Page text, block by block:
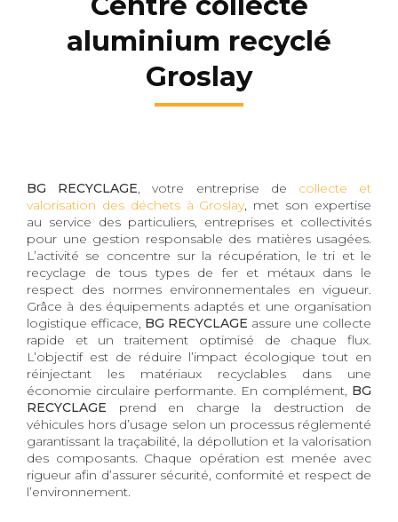
aluminium recyclé
Groslay
BG RECYCLAGE, votre entreprise de collecte et
valorisation des déchets à Groslay, met son expertise
au service des particuliers, entreprises et collectivités
pour une gestion responsable des matières usagées.
L’activité se concentre sur la récupération, le tri et le
recyclage de tous types de fer et métaux dans le
respect des normes environnementales en vigueur.
Grâce à des équipements adaptés et une organisation
logistique efficace, BG RECYCLAGE assure une collecte
rapide et un traitement optimisé de chaque flux.
L’objectif est de réduire l’impact écologique tout en
réinjectant les matériaux recyclables dans une
économie circulaire performante. En complément, BG
RECYCLAGE prend en charge la destruction de
véhicules hors d’usage selon un processus réglementé
garantissant la traçabilité, la dépollution et la valorisation
des composants. Chaque opération est menée avec
rigueur afin d’assurer sécurité, conformité et respect de
l’environnement.